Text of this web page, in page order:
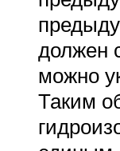
должен
можно
Таким